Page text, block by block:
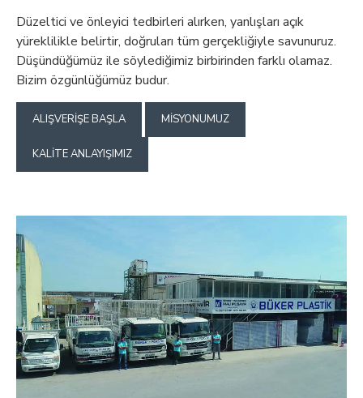
Düzeltici ve önleyici tedbirleri alırken, yanlışları açık
yüreklilikle belirtir, doğruları tüm gerçekliğiyle savunuruz.
Düşündüğümüz ile söylediğimiz birbirinden farklı olamaz.
Bizim özgünlüğümüz budur.
ALIŞVERIŞE BAŞLA MISYONUMUZ
KALITE ANLAYIŞIMIZ